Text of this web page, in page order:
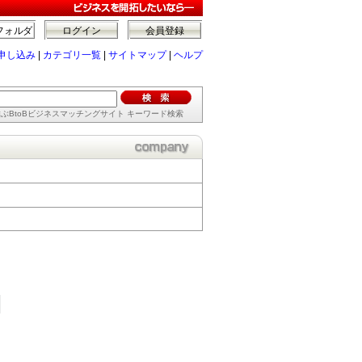
会員登録
ログイン
ォルダ
し込み カテゴリ一覧 サイトマップ| ヘルプ
BtoBビジネスマッチングサイト キーワード検索